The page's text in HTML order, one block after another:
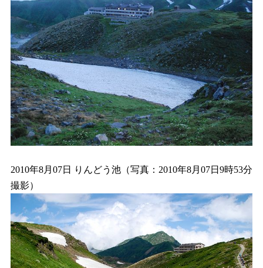
2010年8月07日 りんどう池（写真：2010年8月07日9時53分
撮影）